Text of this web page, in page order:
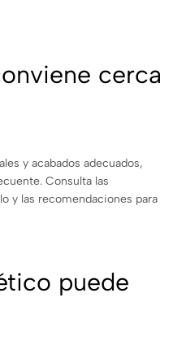
cerca
y acabados adecuados,
Consulta las
y las recomendaciones para
puede